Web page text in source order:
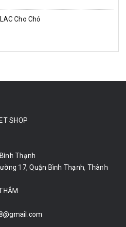
Cho Chó
SHOP
Thạnh
17, Quận Bình Thạnh, Thành